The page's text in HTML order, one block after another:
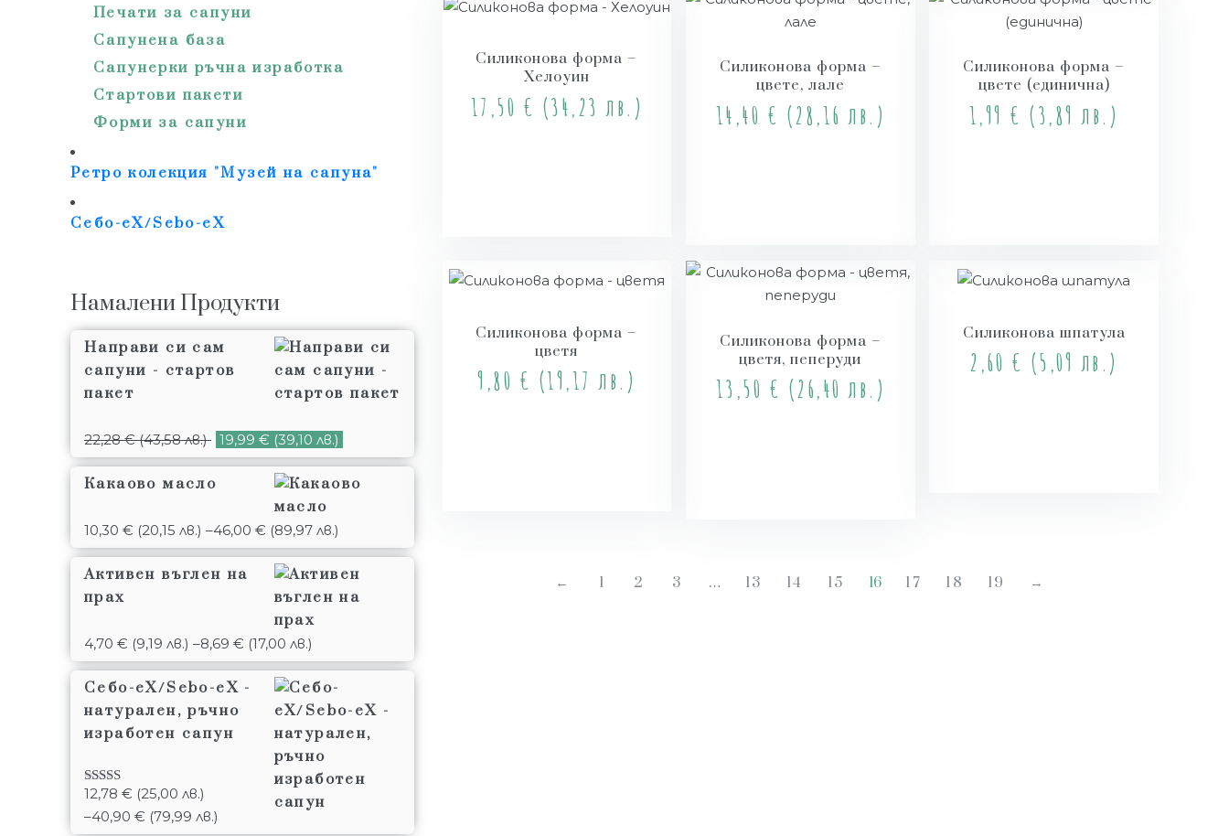
Печати за сапуни
Сапунена базa
Сапунерки ръчна изработка
Стартови пакети
Форми за сапуни
Ретро колекция "Музей на сапуна"
Себо-еХ/Sebo-eX
Намалени Продукти
Направи си сам
сапуни - стартов
пакет
22,28€(43,58 лв.) 19,99 € (39,10 лв.)
Какаово масло
10,30 € (20,15 лв.) –46,00 € (89,97 лв.)
Активен въглен на
прах
4,70 € (9,19 лв.) –8,69 € (17,00 лв.)
Себо-еХ/Sebo-eX -
натурален, ръчно
изработен сапун
Оценено с
4.85 от 5
12,78 € (25,00 лв.)
–40,90 € (79,99 лв.)
Силиконова форма –
Хелоуин
17,50 € (34,23 лв.)
Силиконова форма –
цветe, лале
14,40 € (28,16 лв.)
Силиконова форма –
цвете (единична)
1,99 € (3,89 лв.)
Силиконова форма –
цветя
9,80 € (19,17 лв.)
Силиконова форма –
цветя, пеперуди
13,50 € (26,40 лв.)
Силиконова шпатула
2,60 € (5,09 лв.)
← 1 2 3 … 13 14 15 16 17 18 19 →